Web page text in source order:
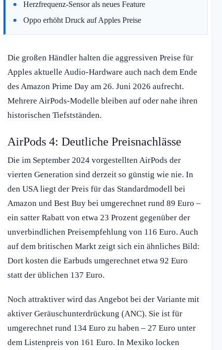
Herzfrequenz-Sensor als neues Feature
Oppo erhöht Druck auf Apples Preise
Die großen Händler halten die aggressiven Preise für
Apples aktuelle Audio-Hardware auch nach dem Ende
des Amazon Prime Day am 26. Juni 2026 aufrecht.
Mehrere AirPods-Modelle bleiben auf oder nahe ihren
historischen Tiefstständen.
AirPods 4: Deutliche Preisnachlässe
Die im September 2024 vorgestellten AirPods der
vierten Generation sind derzeit so günstig wie nie. In
den USA liegt der Preis für das Standardmodell bei
Amazon und Best Buy bei umgerechnet rund 89 Euro –
ein satter Rabatt von etwa 23 Prozent gegenüber der
unverbindlichen Preisempfehlung von 116 Euro. Auch
auf dem britischen Markt zeigt sich ein ähnliches Bild:
Dort kosten die Earbuds umgerechnet etwa 92 Euro
statt der üblichen 137 Euro.
Noch attraktiver wird das Angebot bei der Variante mit
aktiver Geräuschunterdrückung (ANC). Sie ist für
umgerechnet rund 134 Euro zu haben – 27 Euro unter
dem Listenpreis von 161 Euro. In Mexiko locken